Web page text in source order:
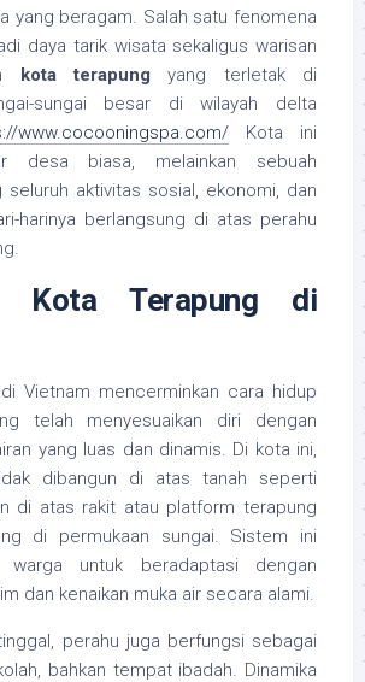
yang beragam. Salah satu fenomena
daya tarik wisata sekaligus warisan
kota terapung yang terletak di
sungai besar di wilayah delta
www.cocooningspa.com/ Kota ini
desa biasa, melainkan sebuah
seluruh aktivitas sosial, ekonomi, dan
harinya berlangsung di atas perahu
Kota Terapung di
Vietnam mencerminkan cara hidup
telah menyesuaikan diri dengan
yang luas dan dinamis. Di kota ini,
dibangun di atas tanah seperti
di atas rakit atau platform terapung
di permukaan sungai. Sistem ini
warga untuk beradaptasi dengan
dan kenaikan muka air secara alami.
perahu juga berfungsi sebagai
bahkan tempat ibadah. Dinamika